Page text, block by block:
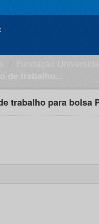
trabalho para bolsa